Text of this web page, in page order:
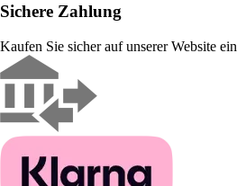
Sichere Zahlung
Kaufen Sie sicher auf unserer Website ein